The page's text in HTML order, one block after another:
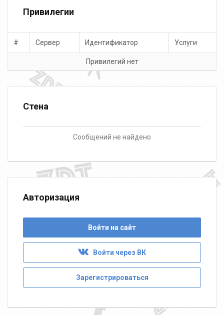
Привилегии
# Сервер Идентификатор Услуги
Привилегий нет
Стена
Сообщений не найдено
Авторизация
Войти на сайт
Войти через ВК
Зарегистрироваться